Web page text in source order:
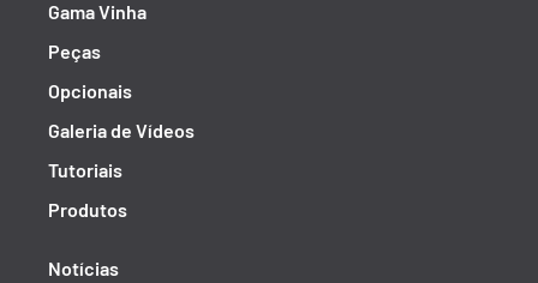
Gama Vinha
Peças
Opcionais
Galeria de Vídeos
Tutoriais
Produtos
Notícias